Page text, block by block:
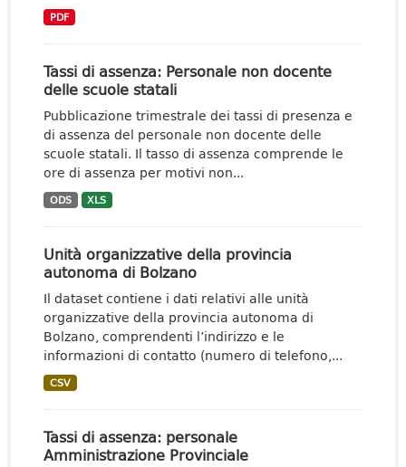
PDF
Tassi di assenza: Personale non docente
delle scuole statali
Pubblicazione trimestrale dei tassi di presenza e
di assenza del personale non docente delle
scuole statali. Il tasso di assenza comprende le
ore di assenza per motivi non...
ODS XLS
Unità organizzative della provincia
autonoma di Bolzano
Il dataset contiene i dati relativi alle unità
organizzative della provincia autonoma di
Bolzano, comprendenti l’indirizzo e le
informazioni di contatto (numero di telefono,...
CSV
Tassi di assenza: personale
Amministrazione Provinciale